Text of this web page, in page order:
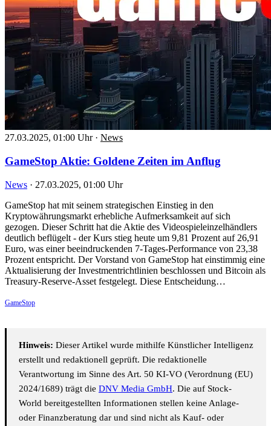
27.03.2025, 01:00 Uhr · News
GameStop Aktie: Goldene Zeiten im Anflug
News · 27.03.2025, 01:00 Uhr
GameStop hat mit seinem strategischen Einstieg in den
Kryptowährungsmarkt erhebliche Aufmerksamkeit auf sich
gezogen. Dieser Schritt hat die Aktie des Videospieleinzelhändlers
deutlich beflügelt - der Kurs stieg heute um 9,81 Prozent auf 26,91
Euro, was einer beeindruckenden 7-Tages-Performance von 23,38
Prozent entspricht. Der Vorstand von GameStop hat einstimmig eine
Aktualisierung der Investmentrichtlinien beschlossen und Bitcoin als
Treasury-Reserve-Asset festgelegt. Diese Entscheidung…
GameStop
Hinweis: Dieser Artikel wurde mithilfe Künstlicher Intelligenz
erstellt und redaktionell geprüft. Die redaktionelle
Verantwortung im Sinne des Art. 50 KI-VO (Verordnung (EU)
2024/1689) trägt die DNV Media GmbH. Die auf Stock-
World bereitgestellten Informationen stellen keine Anlage-
oder Finanzberatung dar und sind nicht als Kauf- oder